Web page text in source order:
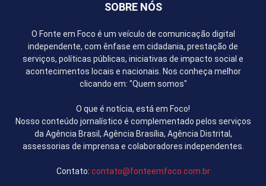
SOBRE NÓS
O Fonte em Foco é um veículo de comunicação digital
independente, com ênfase em cidadania, prestação de
serviços, políticas públicas, iniciativas de impacto social e
acontecimentos locais e nacionais. Nos conheça melhor
clicando em: "Quem somos"
O que é notícia, está em Foco!
Nosso conteúdo jornalístico é complementado pelos serviços
da Agência Brasil, Agência Brasília, Agência Distrital,
assessorias de imprensa e colaboradores independentes.
Contato: contato@fonteemfoco.com.br